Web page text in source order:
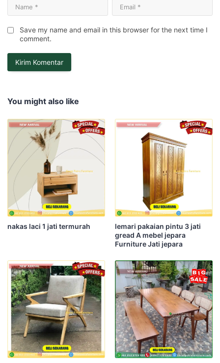
Save my name and email in this browser for the next time I
comment.
You might also like
nakas laci 1 jati termurah
lemari pakaian pintu 3 jati
gread A mebel jepara
Furniture Jati jepara